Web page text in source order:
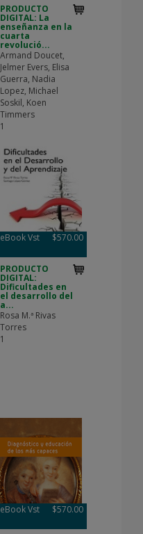
PRODUCTO
DIGITAL: La
enseñanza en la
cuarta
revolució...
Armand Doucet,
Jelmer Evers, Elisa
Guerra, Nadia
Lopez, Michael
Soskil, Koen
Timmers
1
eBook Vst $570.00
PRODUCTO
DIGITAL:
Dificultades en
el desarrollo del
a...
Rosa M.ª Rivas
Torres
1
eBook Vst $570.00